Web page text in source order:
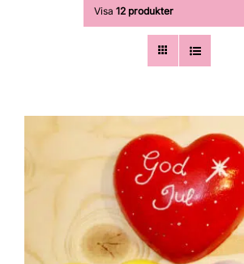
Visa 12 produkter